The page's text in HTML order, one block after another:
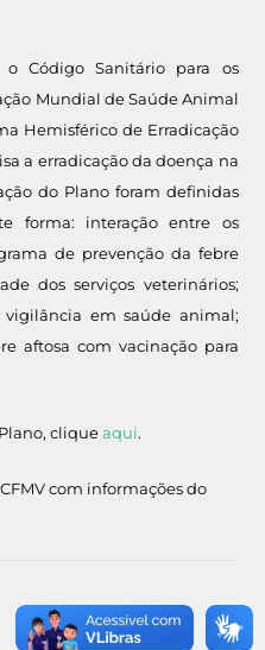
Código Sanitário para os
Mundial de Saúde Animal
Hemisférico de Erradicação
a erradicação da doença na
do Plano foram definidas
forma: interação entre os
de prevenção da febre
dos serviços veterinários;
em saúde animal;
aftosa com vacinação para
cliqueaqui.
com informações do